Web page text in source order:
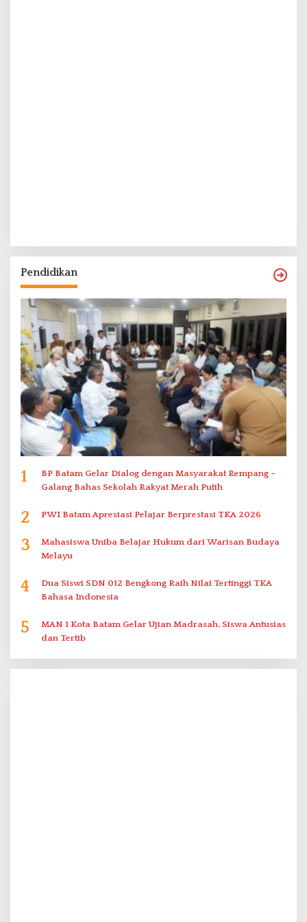
Pendidikan
1
BP Batam Gelar Dialog dengan Masyarakat Rempang –
Galang Bahas Sekolah Rakyat Merah Putih
2 PWI Batam Apresiasi Pelajar Berprestasi TKA 2026
3
Mahasiswa Uniba Belajar Hukum dari Warisan Budaya
Melayu
4
Dua Siswi SDN 012 Bengkong Raih Nilai Tertinggi TKA
Bahasa Indonesia
5
MAN 1 Kota Batam Gelar Ujian Madrasah, Siswa Antusias
dan Tertib